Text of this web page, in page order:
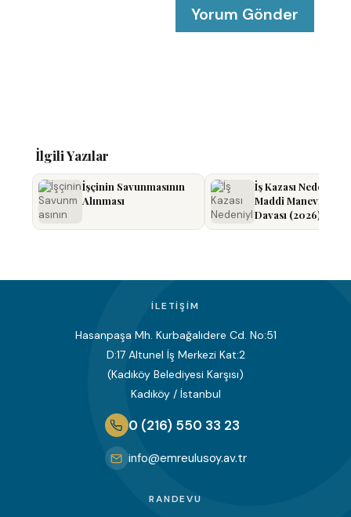
İlgili Yazılar
İşçinin Savunmasının
Alınması
İş Kazası Nedeniyle
Maddi Manevi
Davası (2026)
İLETIŞIM
Hasanpaşa Mh. Kurbağalıdere Cd. No:51
D:17 Altunel İş Merkezi Kat:2
(Kadıköy Belediyesi Karşısı)
Kadıköy / İstanbul
0 (216) 550 33 23
info@emreulusoy.av.tr
RANDEVU